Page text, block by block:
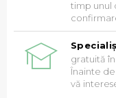
timp unul
gratuită
Înainte
vă